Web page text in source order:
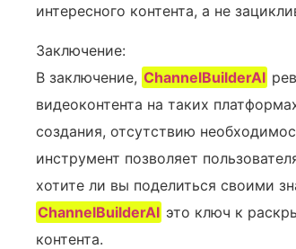
интересного контента, а не
Заключение:
В заключение, ChannelBuilderAI
видеоконтента на таких
создания, отсутствию
инструмент позволяет
хотите ли вы поделиться своими
ChannelBuilderAI это ключ к
контента.